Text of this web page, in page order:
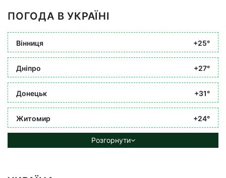
ПОГОДА В УКРАЇНІ
Вінниця +25°
Дніпро +27°
Донецьк +31°
Житомир +24°
Розгорнути